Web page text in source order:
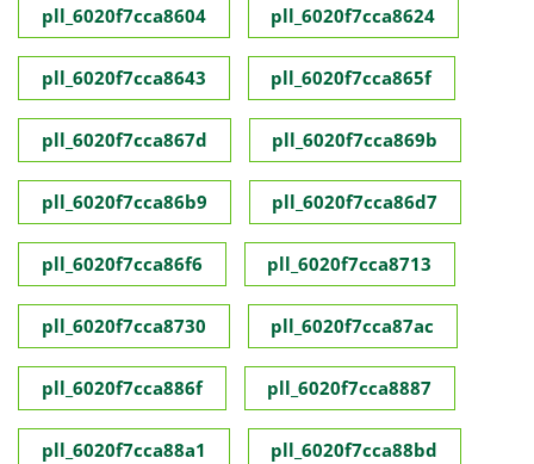
pll_6020f7cca8604 pll_6020f7cca8624
pll_6020f7cca8643 pll_6020f7cca865f
pll_6020f7cca867d pll_6020f7cca869b
pll_6020f7cca86b9 pll_6020f7cca86d7
pll_6020f7cca86f6 pll_6020f7cca8713
pll_6020f7cca8730 pll_6020f7cca87ac
pll_6020f7cca886f pll_6020f7cca8887
pll_6020f7cca88a1 pll_6020f7cca88bd